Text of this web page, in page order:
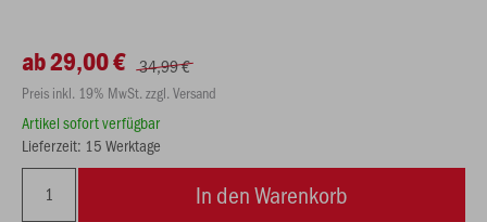
ab 29,00 € 34,99 €
Preis inkl. 19% MwSt. zzgl. Versand
Artikel sofort verfügbar
Lieferzeit: 15 Werktage
In den Warenkorb